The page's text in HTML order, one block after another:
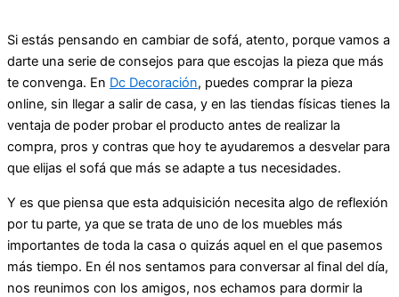
Si estás pensando en cambiar de sofá, atento, porque vamos a
darte una serie de consejos para que escojas la pieza que más
te convenga. En Dc Decoración, puedes comprar la pieza
online, sin llegar a salir de casa, y en las tiendas físicas tienes la
ventaja de poder probar el producto antes de realizar la
compra, pros y contras que hoy te ayudaremos a desvelar para
que elijas el sofá que más se adapte a tus necesidades.
Y es que piensa que esta adquisición necesita algo de reflexión
por tu parte, ya que se trata de uno de los muebles más
importantes de toda la casa o quizás aquel en el que pasemos
más tiempo. En él nos sentamos para conversar al final del día,
nos reunimos con los amigos, nos echamos para dormir la